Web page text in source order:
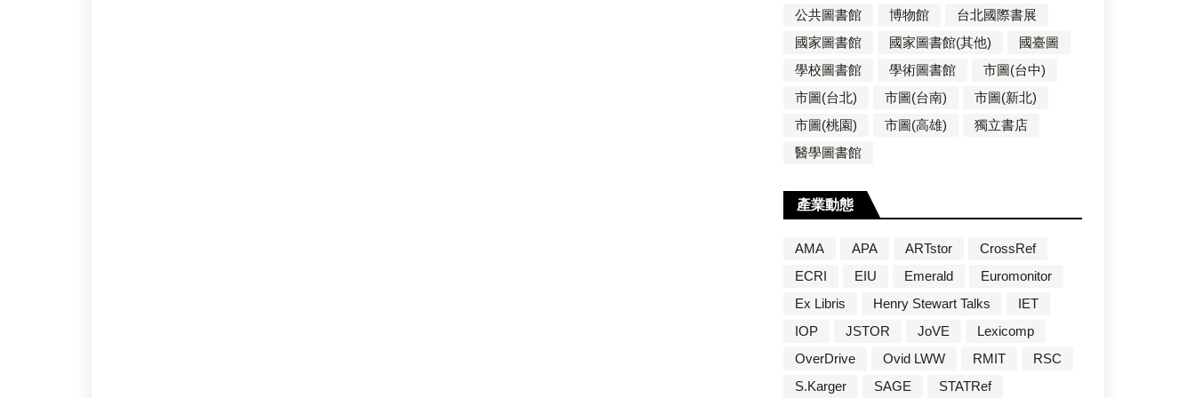
公共圖書館 博物館
台北國際書展
國家圖書館
國家圖書館(其他)
國臺圖
學校圖書館
學術圖書館
市圖(台中)
市圖(台北)
市圖(台南)
市圖(新北)
市圖(桃園)
市圖(高雄)
獨立書店
醫學圖書館
產業動態
AMA APA ARTstor
CrossRef
ECRI
EIU Emerald
Euromonitor
Ex Libris
Henry Stewart Talks
IET
IOP
JSTOR JoVE
Lexicomp
OverDrive
Ovid LWW RMIT
RSC
S.Karger
SAGE STATRef